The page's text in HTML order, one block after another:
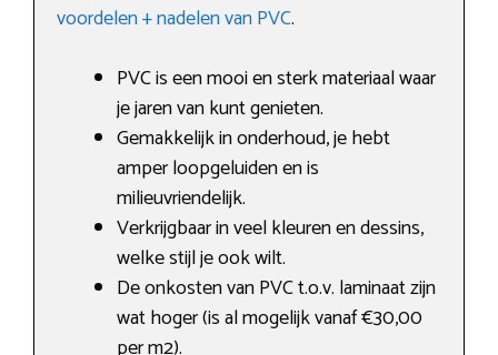
voordelen + nadelen van PVC.
PVC is een mooi en sterk materiaal waar
je jaren van kunt genieten.
Gemakkelijk in onderhoud, je hebt
amper loopgeluiden en is
milieuvriendelijk.
Verkrijgbaar in veel kleuren en dessins,
welke stijl je ook wilt.
De onkosten van PVC t.o.v. laminaat zijn
wat hoger (is al mogelijk vanaf €30,00